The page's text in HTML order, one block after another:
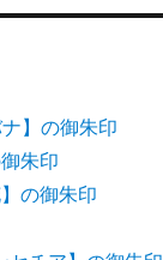
】の御朱印
朱印
の御朱印